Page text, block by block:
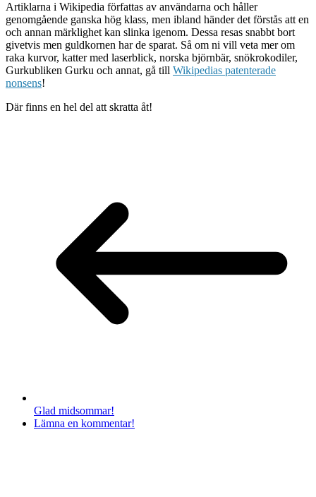
Artiklarna i Wikipedia författas av användarna och håller
genomgående ganska hög klass, men ibland händer det förstås att en
och annan märklighet kan slinka igenom. Dessa resas snabbt bort
givetvis men guldkornen har de sparat. Så om ni vill veta mer om
raka kurvor, katter med laserblick, norska björnbär, snökrokodiler,
Gurkubliken Gurku och annat, gå till Wikipedias patenterade
nonsens!
Där finns en hel del att skratta åt!
Glad midsommar!
Lämna en kommentar!